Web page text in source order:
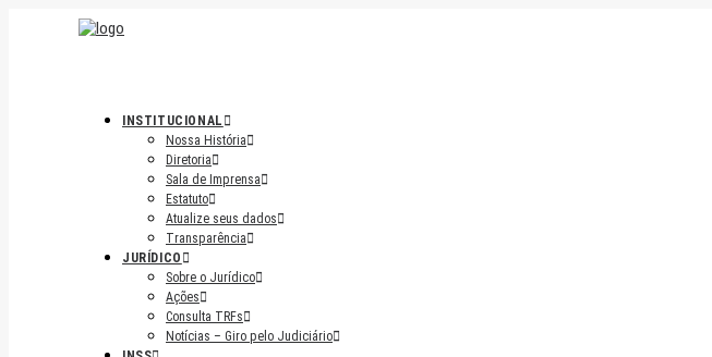
INSTITUCIONAL
Nossa História
Diretoria
Sala de Imprensa
Estatuto
Atualize seus dados
Transparência
JURÍDICO
Sobre o Jurídico
Ações
Consulta TRFs
Notícias – Giro pelo Judiciário